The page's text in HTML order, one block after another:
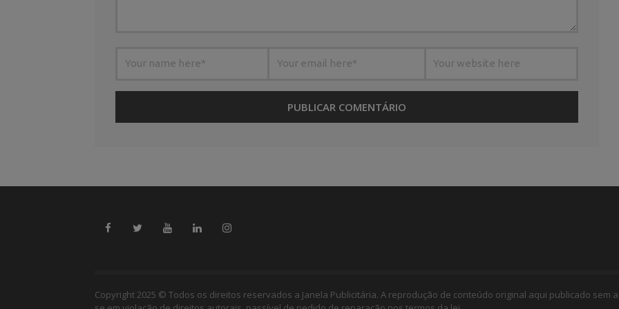
Copyright 2025 © Todos os direitos reservados a Janela Publicitária. A reprodução de conteúdo original aqui publicado